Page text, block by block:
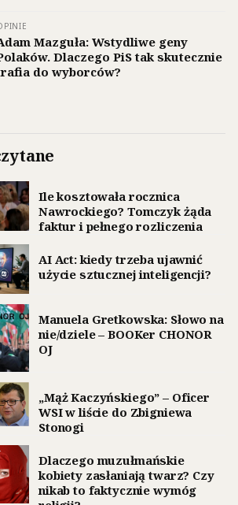
Mazguła: Wstydliwe geny
Dlaczego PiS tak skutecznie
do wyborców?
Ile kosztowała rocznica
Nawrockiego? Tomczyk żąda
faktur i pełnego rozliczenia
AI Act: kiedy trzeba ujawnić
użycie sztucznej inteligencji?
Manuela Gretkowska: Słowo na
nie/dziele – BOOKer CHONOR
OJ
„Mąż Kaczyńskiego” – Oficer
WSI w liście do Zbigniewa
Stonogi
Dlaczego muzułmańskie
kobiety zasłaniają twarz? Czy
nikab to faktycznie wymóg